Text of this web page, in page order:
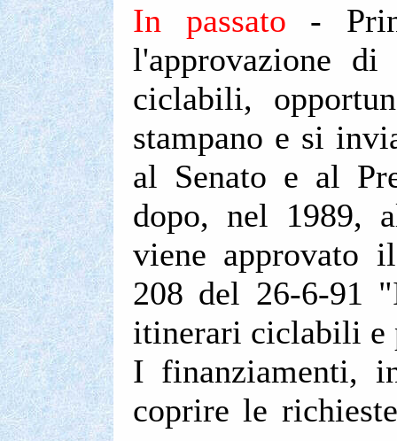
In passato -
l'approvazione
ciclabili,
stampano e si
al Senato e al
dopo, nel 1989,
viene approvato
208 del 26-6-91
itinerari ciclabili e
I finanziamenti,
coprire le